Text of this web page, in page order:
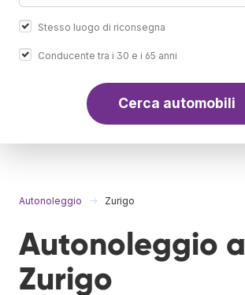
Stesso luogo di riconsegna
Conducente tra i 30 e i 65 anni
Cerca automobili
Autonoleggio Zurigo
Autonoleggio a
Zurigo